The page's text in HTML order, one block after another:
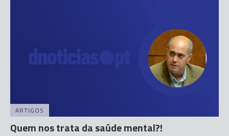
ARTIGOS
Quem nos trata da saúde mental?!